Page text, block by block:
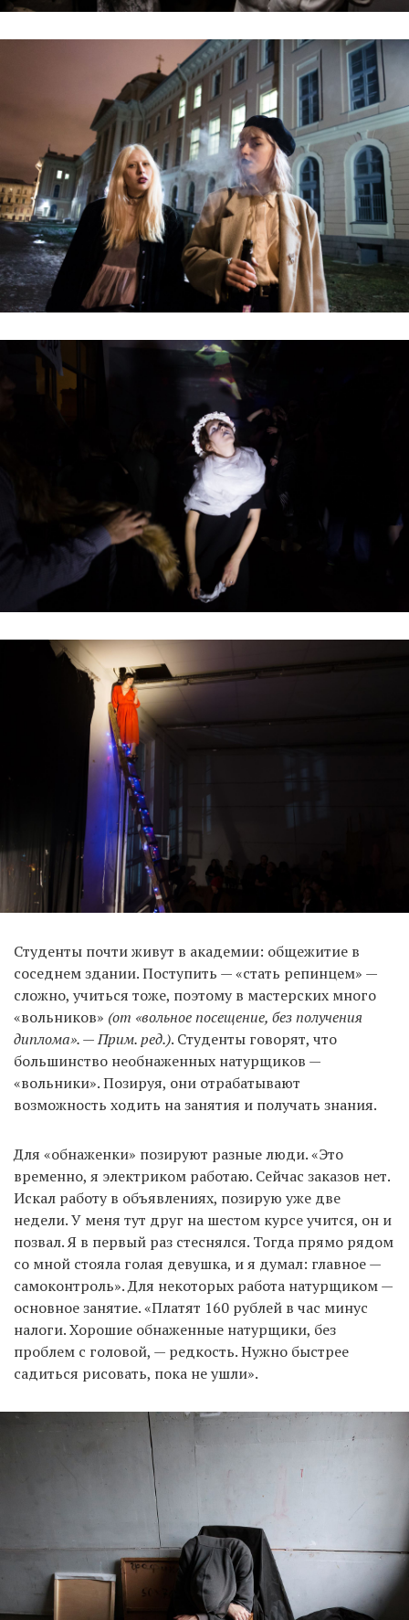
Студенты почти живут в академии: общежитие в
соседнем здании. Поступить — «стать репинцем» —
сложно, учиться тоже, поэтому в мастерских много
«вольников» (от «вольное посещение, без получения
диплома». — Прим. ред.). Студенты говорят, что
большинство необнаженных натурщиков —
«вольники». Позируя, они отрабатывают
возможность ходить на занятия и получать знания.
Для «обнаженки» позируют разные люди. «Это
временно, я электриком работаю. Сейчас заказов нет.
Искал работу в объявлениях, позирую уже две
недели. У меня тут друг на шестом курсе учится, он и
позвал. Я в первый раз стеснялся. Тогда прямо рядом
со мной стояла голая девушка, и я думал: главное —
самоконтроль». Для некоторых работа натурщиком —
основное занятие. «Платят 160 рублей в час минус
налоги. Хорошие обнаженные натурщики, без
проблем с головой, — редкость. Нужно быстрее
садиться рисовать, пока не ушли».